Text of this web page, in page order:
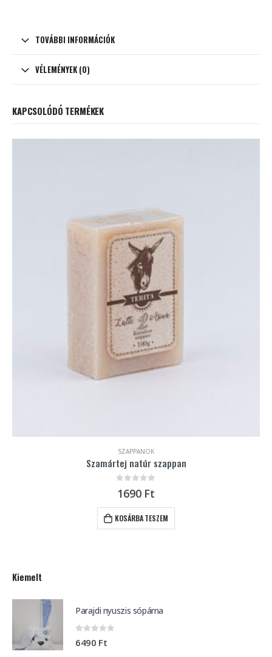
TOVÁBBI INFORMÁCIÓK
VÉLEMÉNYEK (0)
KAPCSOLÓDÓ TERMÉKEK
SZAPPANOK
Szamártej natúr szappan
1690 Ft
KOSÁRBA TESZEM
Kiemelt
Parajdi nyuszis sópárna
6490 Ft